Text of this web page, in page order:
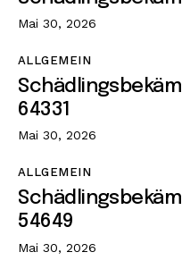
Mai 30, 2026
ALLGEMEIN
64331
Mai 30, 2026
ALLGEMEIN
54649
Mai 30, 2026